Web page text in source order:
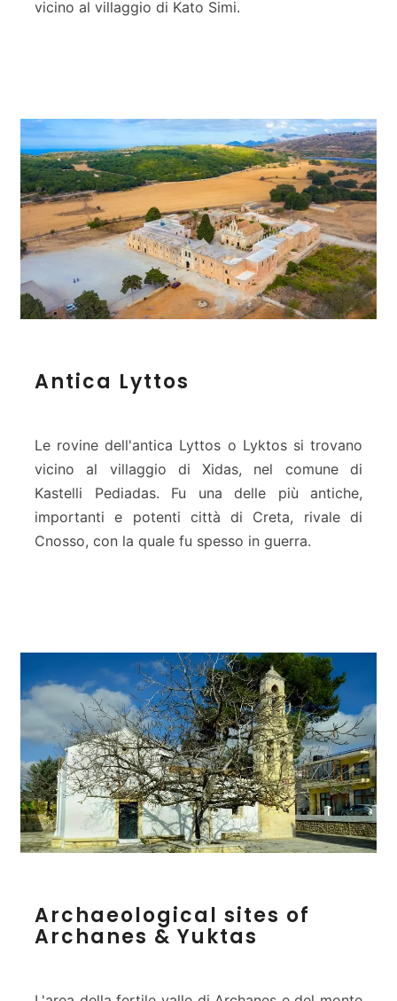
o
e
s
&
A
p
h
r
o
d
i
t
vicino al villaggio di Kato Simi.
c
a
y
t
t
Antica Lyttos
Le rovine dell'antica Lyttos o Lyktos si trovano
vicino al villaggio di Xidas, nel comune di
Kastelli Pediadas. Fu una delle più antiche,
importanti e potenti città di Creta, rivale di
Cnosso, con la quale fu spesso in guerra.
r
c
e
Archaeological sites of
Archanes & Yuktas